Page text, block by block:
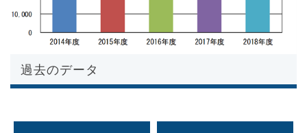
過去のデータ